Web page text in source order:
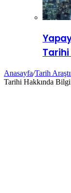
Anasayfa/Tarih
Tarihi Hakkında Bilgi